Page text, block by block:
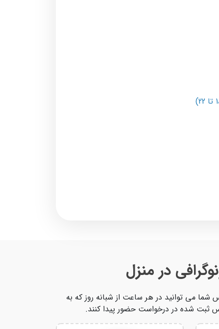
در منزل
24 ساعته برای بیماران انجام می شود. پس شما می توانید در هر ساعت از شبانه روز که به
ثبت شده در درخواست حضور پیدا کنند.